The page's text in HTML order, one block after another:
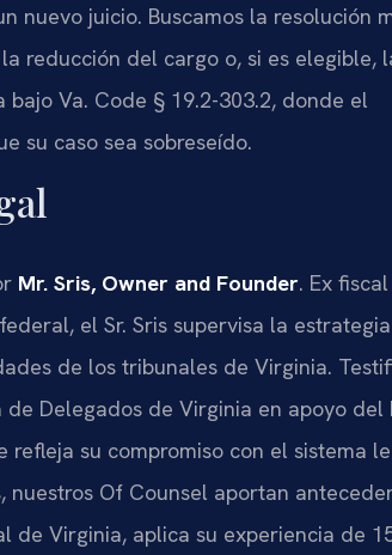
nuevo juicio. Buscamos la resolución
reducción del cargo o, si es elegible,
Va. Code § 19.2-303.2, donde el
su caso sea sobreseído.
Mr. Sris, Owner and Founder. Ex
el Sr. Sris supervisa la
de los tribunales de Virginia.
Delegados de Virginia en apoyo del
refleja su compromiso con el sistema
nuestros Of Counsel aportan
Virginia, aplica su experiencia de